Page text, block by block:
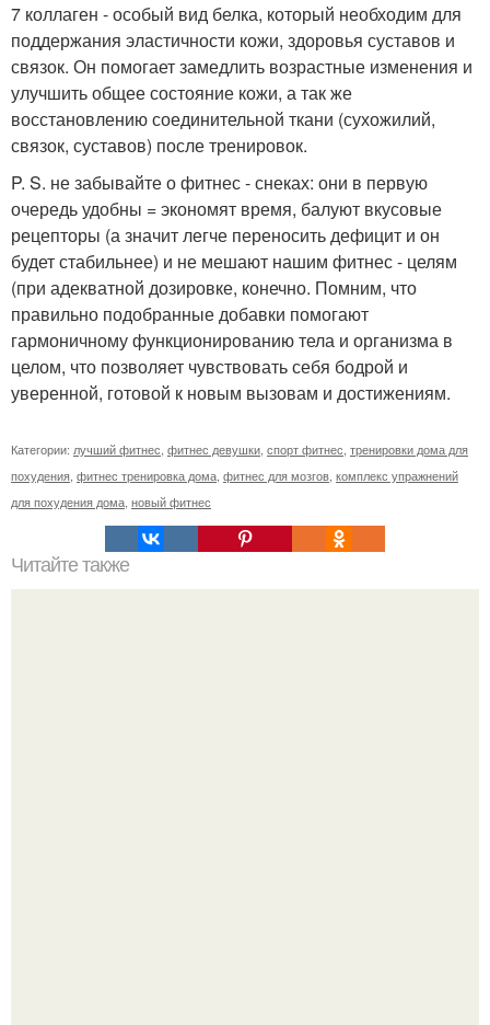
7 коллаген - особый вид белка, который необходим для
поддержания эластичности кожи, здоровья суставов и
связок. Он помогает замедлить возрастные изменения и
улучшить общее состояние кожи, а так же
восстановлению соединительной ткани (сухожилий,
связок, суставов) после тренировок.
P. S. не забывайте о фитнес - снеках: они в первую
очередь удобны = экономят время, балуют вкусовые
рецепторы (а значит легче переносить дефицит и он
будет стабильнее) и не мешают нашим фитнес - целям
(при адекватной дозировке, конечно. Помним, что
правильно подобранные добавки помогают
гармоничному функционированию тела и организма в
целом, что позволяет чувствовать себя бодрой и
уверенной, готовой к новым вызовам и достижениям.
Категории: лучший фитнес фитнес девушки спорт фитнес тренировки дома для
похудения фитнес тренировка дома фитнес для мозгов комплекс упражнений
для похудения дома новый фитнес
Читайте также